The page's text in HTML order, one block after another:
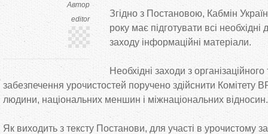
Автор
editor
Згідно з Постановою, Кабмін
року має підготувати всі
заходу інформаційні матеріали.
Необхідні заходи з
забезпечення урочистостей поручено здійснити Комітету
людини, національних меншин і міжнаціональних відносин.
Як виходить з тексту Постанови, для участі в урочистому